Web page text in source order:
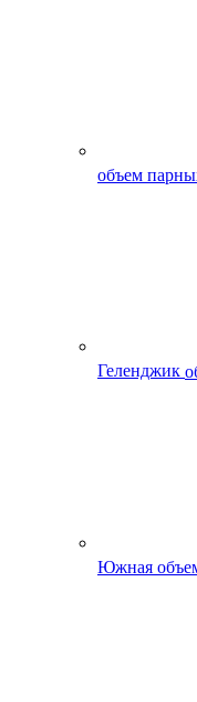
объем
Геленджик
Южная